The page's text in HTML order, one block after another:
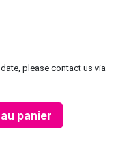
please contact us via
panier